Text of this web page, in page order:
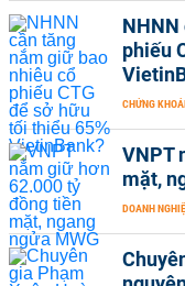
NHNN
phiếu
CHỨNG
VNPT
mặt,
DOANH